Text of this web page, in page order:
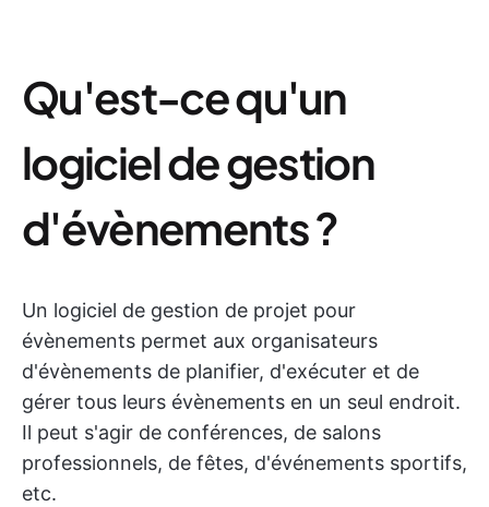
Qu'est-ce qu'un
logiciel de gestion
d'évènements ?
Un logiciel de gestion de projet pour
évènements permet aux organisateurs
d'évènements de planifier, d'exécuter et de
gérer tous leurs évènements en un seul endroit.
Il peut s'agir de conférences, de salons
professionnels, de fêtes, d'événements sportifs,
etc.